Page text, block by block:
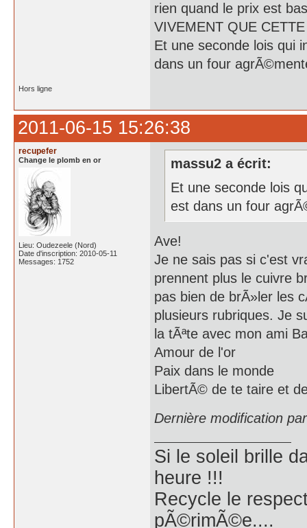
rien quand le prix est
VIVEMENT QUE
Et une seconde lois qui
dans un four
Hors ligne
2011-06-15 15:26:38
recupefer
Change le plomb en or
Lieu: Oudezeele (Nord)
Date d'inscription: 2010-05-11
Messages: 1752
massu2 a écrit:
Et une seconde lois
est dans un four
Ave!
Je ne sais pas si c'est
prennent plus le cuivre
pas bien de brÃ»ler les
plusieurs rubriques. Je
la tÃªte avec mon ami
Amour de l'or
Paix dans le monde
LibertÃ© de te taire et
Dernière modification
Si le soleil brille
heure !!!
Recycle le
pÃ©rimÃ©e....